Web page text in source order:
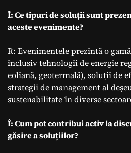
Î: Ce tipuri de soluții sunt
aceste evenimente?
R: Evenimentele prezintă o
inclusiv tehnologii de energie
eoliană, geotermală), soluții de
strategii de management al
sustenabilitate în diverse
Î: Cum pot contribui activ la
găsire a soluțiilor?